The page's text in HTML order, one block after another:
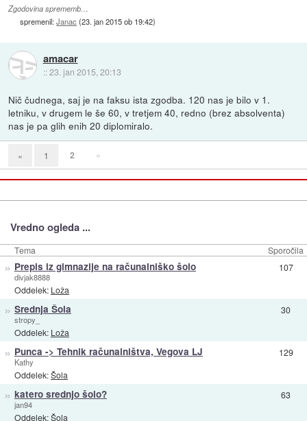
Zgodovina sprememb…
spremenil:Janac (23. jan 2015 ob 19:42)
amacar
::23. jan 2015, 20:13
Nič čudnega, saj je na faksu ista zgodba. 120 nas je bilo v 1.
letniku, v drugem le še 60, v tretjem 40, redno (brez absolventa)
nas je pa glih enih 20 diplomiralo.
« 1 2 »
Vredno ogleda ...
Tema Sporočila
» Prepis iz gimnazije na računalniško šolo
divjak8888
Oddelek: Loža
107
» Srednja Šola
stropy_
Oddelek: Loža
30
» Punca -> Tehnik računalništva, Vegova LJ
Kathy
Oddelek:Šola
129
» katero srednjo šolo?
jan94
Oddelek:Šola
63